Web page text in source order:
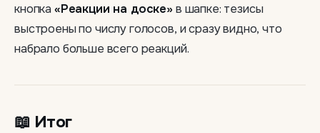
кнопка«Реакции на доске» в шапке: тезисы
выстроены по числу голосов, и сразу видно, что
набрало больше всего реакций.
📖 Итог